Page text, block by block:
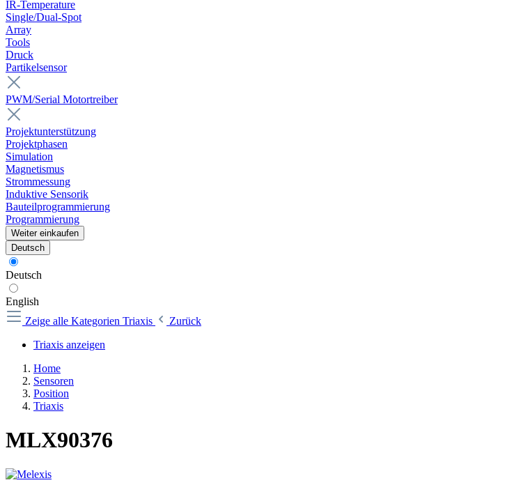
IR-Temperature
Single/Dual-Spot
Array
Tools
Druck
Partikelsensor
PWM/Serial Motortreiber
Projektunterstützung
Projektphasen
Simulation
Magnetismus
Strommessung
Induktive Sensorik
Bauteilprogrammierung
Programmierung
Weiter einkaufen
Deutsch
Deutsch
English
Zeige alle Kategorien Triaxis
Zurück
Triaxis anzeigen
Home
Sensoren
Position
Triaxis
MLX90376